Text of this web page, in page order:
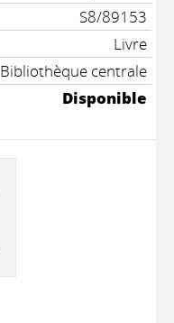
S8/89153
Livre
Bibliothèque centrale
Disponible